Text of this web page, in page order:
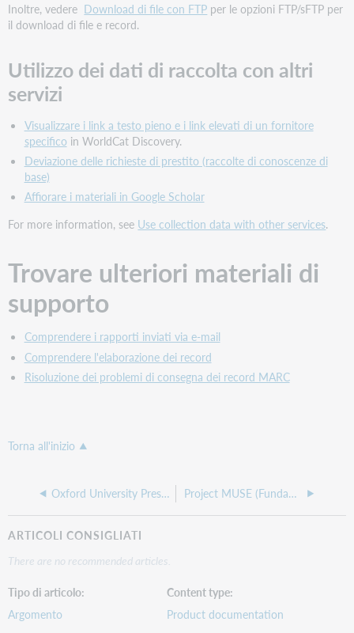
No
Ebook Centrale Diversità, equità, & Inclusione
Settimanale
Ebook Central EBA Collezione personalizzata per la
pqebk.eba100000002
No
Abbonamento a Ebook Central Education
pqebk.ac10educazione
No
Settimanale
Inoltre, vedere Download di file con FTP per le opzioni FTP/sFTP per
il download di file e record.
Utilizzo dei dati di raccolta con altri
servizi
Visualizzare i link a testo pieno e i link elevati di un fornitore
specifico in WorldCat Discovery.
Deviazione delle richieste di prestito (raccolte di conoscenze di
base)
Affiorare i materiali in Google Scholar
For more information, see Use collection data with other services.
Trovare ulteriori materiali di
supporto
Comprendere i rapporti inviati via e-mail
Comprendere l'elaborazione dei record
Risoluzione dei problemi di consegna dei record MARC
Torna all'inizio
Oxford University Press (Fundamentals) Project MUSE (Fundamentals)
ARTICOLI CONSIGLIATI
There are no recommended articles.
Tipo di articolo
Argomento
Content type
Product documentation